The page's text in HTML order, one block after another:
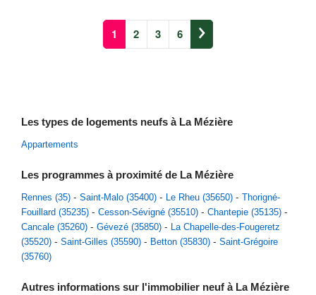
1 2 3 6
Les types de logements neufs à La Mézière
Appartements
Les programmes à proximité de La Mézière
Rennes (35) Saint-Malo (35400) Le Rheu (35650)
Thorigné-
Fouillard (35235)
Cesson-Sévigné (35510)
Chantepie (35135)
Cancale (35260)
Gévezé (35850)
La Chapelle-des-Fougeretz
(35520)
Saint-Gilles (35590) Betton (35830)
Saint-Grégoire
(35760)
Autres informations sur l'immobilier neuf à La Mézière